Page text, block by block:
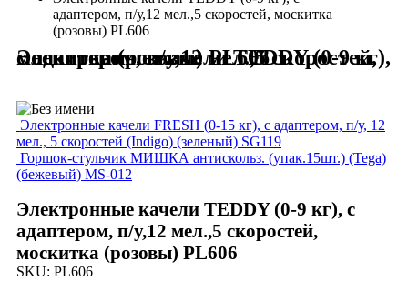
адаптером, п/у,12 мел.,5 скоростей, москитка
(розовы) PL606
Электронные качели TEDDY (0-9 кг), с адаптером, п/у,12 мел.,5 скоростей, москитка (розовы) PL606
Электронные качели FRESH (0-15 кг), с адаптером, п/у, 12
мел., 5 скоростей (Indigo) (зеленый) SG119
Горшок-стульчик МИШКА антискольз. (упак.15шт.) (Tega)
(бежевый) MS-012
Электронные качели TEDDY (0-9 кг), с
адаптером, п/у,12 мел.,5 скоростей,
москитка (розовы) PL606
SKU: PL606